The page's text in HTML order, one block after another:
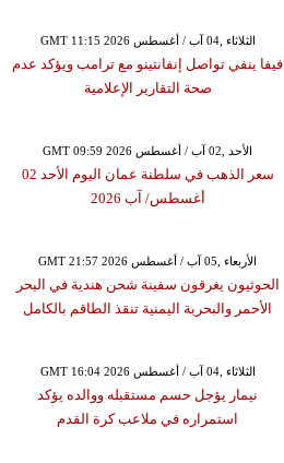
GMT 11:15 2026 الثلاثاء ,04 آب / أغسطس
فيفا ينفي تواصل إنفانتينو مع ترامب ويؤكد عدم
صحة التقارير الإعلامية
GMT 09:59 2026 الأحد ,02 آب / أغسطس
سعر الذهب في سلطنة عمان اليوم الأحد 02
أغسطس/ آب 2026
GMT 21:57 2026 الأربعاء ,05 آب / أغسطس
الحوثيون يغرقون سفينة شحن هندية في البحر
الأحمر والبحرية اليمنية تنقذ الطاقم بالكامل
GMT 16:04 2026 الثلاثاء ,04 آب / أغسطس
نيمار يؤجل حسم مستقبله ووالده يؤكد
استمراره في ملاعب كرة القدم